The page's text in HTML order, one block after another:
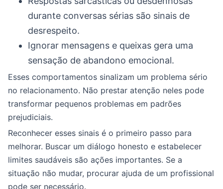
durante conversas sérias são sinais de
desrespeito.
Ignorar mensagens e queixas gera uma
sensação de abandono emocional.
Esses comportamentos sinalizam um problema sério
no relacionamento. Não prestar atenção neles pode
transformar pequenos problemas em padrões
prejudiciais.
Reconhecer esses sinais é o primeiro passo para
melhorar. Buscar um diálogo honesto e estabelecer
limites saudáveis são ações importantes. Se a
situação não mudar, procurar ajuda de um profissional
pode ser necessário.